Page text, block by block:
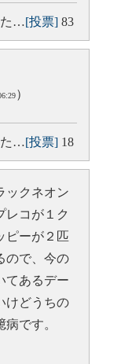
た…[投票] 83
）
た…[投票] 18
ックネオン
レコが１ク
ピーが２匹
ので、今の
てあるデー
けどうちの
です。